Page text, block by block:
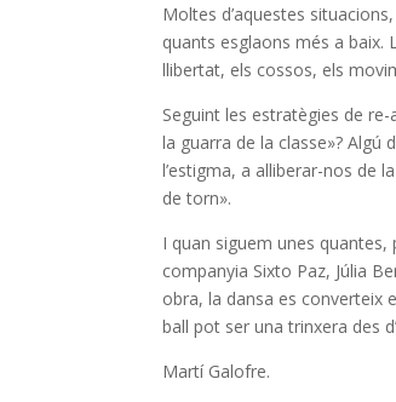
Moltes d’aquestes
quants esglaons més a baix.
llibertat, els cossos, els
Seguint les estratègies de
la guarra de la classe»?
l’estigma, a alliberar-nos de
de torn».
I quan siguem unes
companyia Sixto Paz, Júlia
obra, la dansa es converteix
ball pot ser una trinxera des
Martí Galofre.